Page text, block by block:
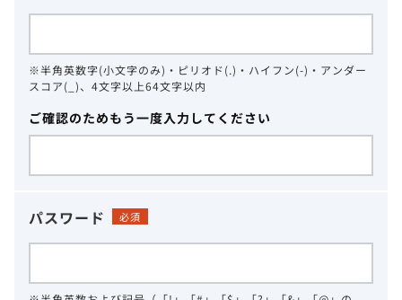
※半角英数字(小文字のみ)・ピリオド(.)・ハイフン(-)・アンダー
スコア(_)、4文字以上64文字以内
ご確認のためもう一度入力してください
パスワード 必須